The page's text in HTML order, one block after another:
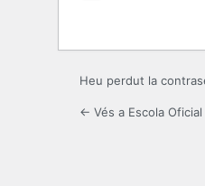
Heu perdut la
← Vés a Escola